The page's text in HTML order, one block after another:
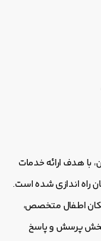
با هدف ارائه خدمات
راه اندازی شده است.
اطفال متخصص،
بخش پرسش و پاسخ